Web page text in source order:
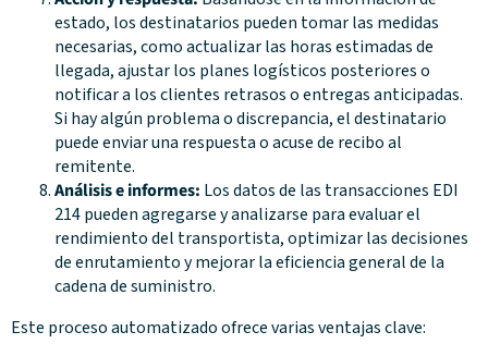
estado, los destinatarios pueden tomar las medidas
necesarias, como actualizar las horas estimadas de
llegada, ajustar los planes logísticos posteriores o
notificar a los clientes retrasos o entregas anticipadas.
Si hay algún problema o discrepancia, el destinatario
puede enviar una respuesta o acuse de recibo al
remitente.
Análisis e informes: Los datos de las transacciones EDI
214 pueden agregarse y analizarse para evaluar el
rendimiento del transportista, optimizar las decisiones
de enrutamiento y mejorar la eficiencia general de la
cadena de suministro.
Este proceso automatizado ofrece varias ventajas clave: